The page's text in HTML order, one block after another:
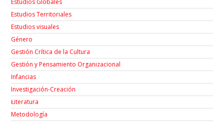
Estudios Globales
Estudios Territoriales
Estudios visuales
Género
Gestión Crítica de la Cultura
Gestión y Pensamiento Organizacional
Infancias
Investigación-Creación
Łiteratura
Metodología